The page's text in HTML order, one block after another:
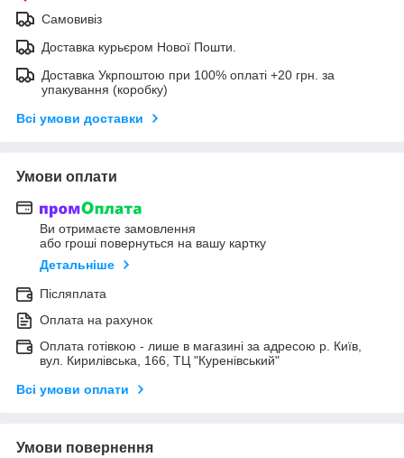
Самовивіз
Доставка курьєром Нової Пошти.
Доставка Укрпоштою при 100% оплаті +20 грн. за
упакування (коробку)
Всі умови доставки
Умови оплати
Ви отримаєте замовлення
або гроші повернуться на вашу картку
Детальніше
Післяплата
Оплата на рахунок
Оплата готівкою - лише в магазині за адресою р. Київ,
вул. Кирилівська, 166, ТЦ "Куренівський"
Всі умови оплати
Умови повернення